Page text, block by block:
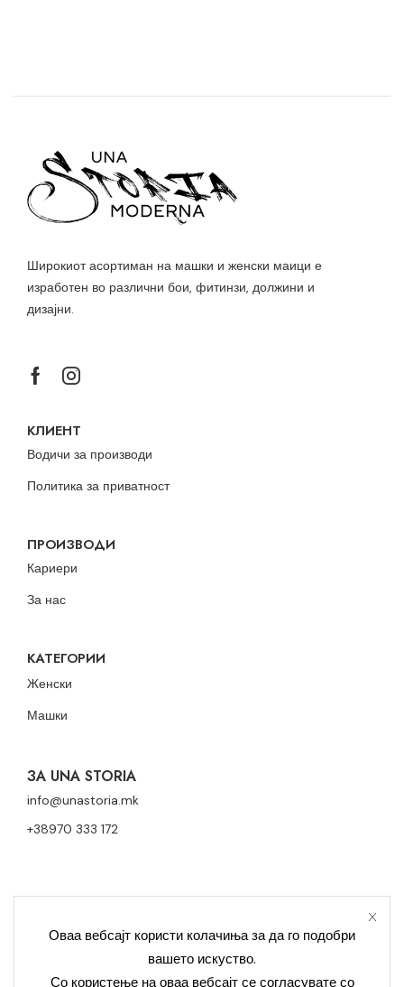
Широкиот асортиман на машки и женски маици е
изработен во различни бои, фитинзи, должини и
дизајни.
КЛИЕНТ
Водичи за производи
Политика за приватност
ПРОИЗВОДИ
Кариери
За нас
КАТЕГОРИИ
Женски
Машки
ЗА UNA STORIA
info@unastoria.mk
+38970 333 172
Оваа вебсајт користи колачиња за да го подобри
вашето искуство.
Со користење на оваа вебсајт се согласувате со